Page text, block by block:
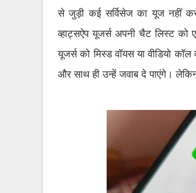
से जुड़ी कई सर्विसेज का यूज नहीं
व्हाट्सऐप यूजर्स अपनी चैट लिस्ट
यूजर्स को मिस्ड वॉयस या वीडियो
और साथ ही उन्हें जवाब दे पाएंगे।